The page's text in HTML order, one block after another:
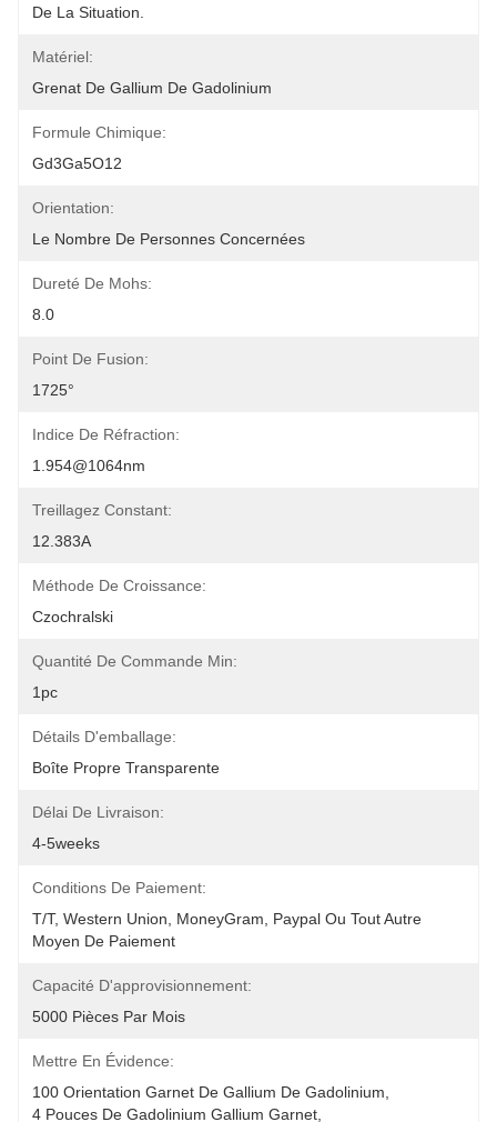
De La Situation.
Matériel:
Grenat De Gallium De Gadolinium
Formule Chimique:
Gd3Ga5O12
Orientation:
Le Nombre De Personnes Concernées
Dureté De Mohs:
8.0
Point De Fusion:
1725°
Indice De Réfraction:
1.954@1064nm
Treillagez Constant:
12.383A
Méthode De Croissance:
Czochralski
Quantité De Commande Min:
1pc
Détails D'emballage:
Boîte Propre Transparente
Délai De Livraison:
4-5weeks
Conditions De Paiement:
T/T, Western Union, MoneyGram, Paypal Ou Tout Autre
Moyen De Paiement
Capacité D'approvisionnement:
5000 Pièces Par Mois
Mettre En Évidence:
100 Orientation Garnet De Gallium De Gadolinium
4 Pouces De Gadolinium Gallium Garnet